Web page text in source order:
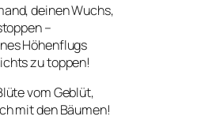
deinen Wuchs,
–
Höhenflugs
zu toppen!
vom Geblüt,
mit den Bäumen!